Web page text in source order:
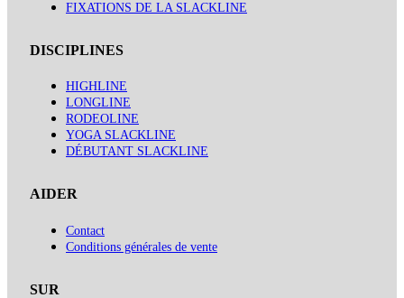
FIXATIONS DE LA SLACKLINE
DISCIPLINES
HIGHLINE
LONGLINE
RODEOLINE
YOGA SLACKLINE
DÉBUTANT SLACKLINE
AIDER
Contact
Conditions générales de vente
SUR